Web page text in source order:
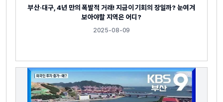
부산·대구, 4년 만의 폭발적 거래! 지금이 기회의 장일까? 눈여겨
보아야할 지역은 어디?
2025-08-09